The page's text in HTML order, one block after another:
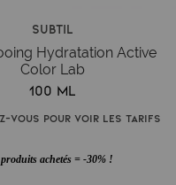
Subtil
Hydratation Active
Color Lab
100 ml
vous pour voir les tarifs
achetés = -30% !